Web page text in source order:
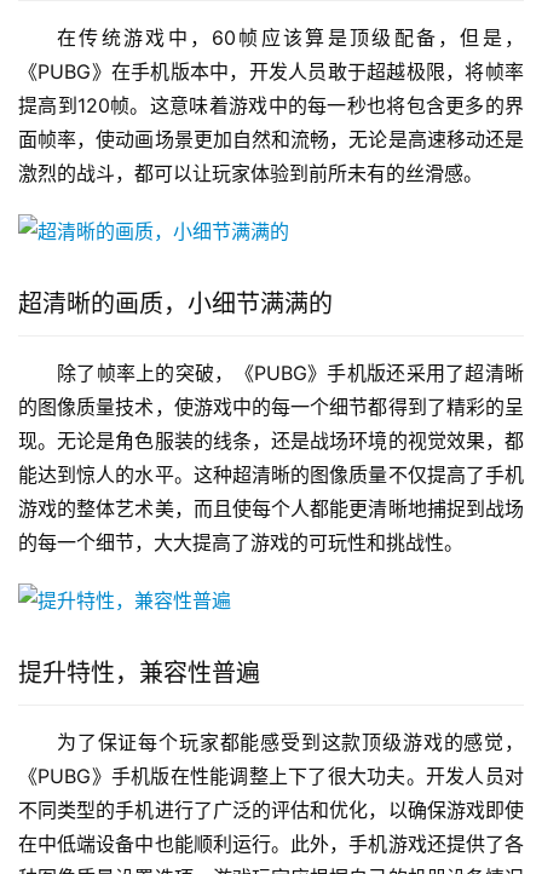
在传统游戏中，60帧应该算是顶级配备，但是，
《PUBG》在手机版本中，开发人员敢于超越极限，将帧率
提高到120帧。这意味着游戏中的每一秒也将包含更多的界
面帧率，使动画场景更加自然和流畅，无论是高速移动还是
激烈的战斗，都可以让玩家体验到前所未有的丝滑感。
超清晰的画质，小细节满满的
除了帧率上的突破，《PUBG》手机版还采用了超清晰
的图像质量技术，使游戏中的每一个细节都得到了精彩的呈
现。无论是角色服装的线条，还是战场环境的视觉效果，都
能达到惊人的水平。这种超清晰的图像质量不仅提高了手机
游戏的整体艺术美，而且使每个人都能更清晰地捕捉到战场
的每一个细节，大大提高了游戏的可玩性和挑战性。
提升特性，兼容性普遍
为了保证每个玩家都能感受到这款顶级游戏的感觉，
《PUBG》手机版在性能调整上下了很大功夫。开发人员对
不同类型的手机进行了广泛的评估和优化，以确保游戏即使
在中低端设备中也能顺利运行。此外，手机游戏还提供了各